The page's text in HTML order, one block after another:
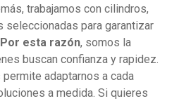
trabajamos con cilindros,
seleccionadas para garantizar
Por esta razón, somos la
buscan confianza y rapidez.
adaptarnos a cada
a medida. Si quieres